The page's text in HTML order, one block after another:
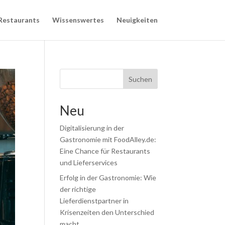
Wissenswertes Neuigkeiten
Suchen
Neu
Digitalisierung in der
Gastronomie mit FoodAlley.de:
Eine Chance für Restaurants
und Lieferservices
Erfolg in der Gastronomie: Wie
der richtige
Lieferdienstpartner in
Krisenzeiten den Unterschied